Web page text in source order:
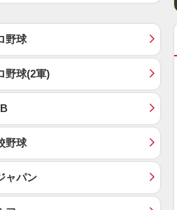
野球
野球(2軍)
野球
ャパン